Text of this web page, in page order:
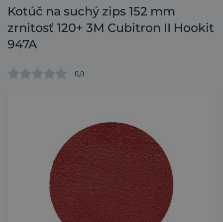
Kotúč na suchý zips 152 mm
zrnitosť 120+ 3M Cubitron II Hookit
947A
0,0